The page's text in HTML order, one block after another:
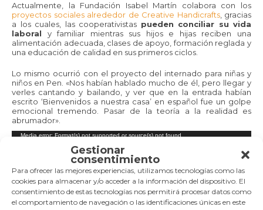
Gestionar
consentimiento
Para ofrecer las mejores experiencias, utilizamos tecnologías como las
cookies para almacenar y/o acceder a la información del dispositivo. El
consentimiento de estas tecnologías nos permitirá procesar datos como
el comportamiento de navegación o las identificaciones únicas en este
Actualmente, la Fundación Isabel Martín colabora con los
proyectos sociales alrededor de Creative Handicrafts, gracias
a los cuales, las cooperativistas pueden conciliar su vida
laboral y familiar mientras sus hijos e hijas reciben una
alimentación adecuada, clases de apoyo, formación reglada y
una educación de calidad en sus primeros ciclos.
Lo mismo ocurrió con el proyecto del internado para niñas y
niños en Pen. «Nos habían hablado mucho de él, pero llegar y
verles cantando y bailando, y ver que en la entrada habían
escrito ‘Bienvenidos a nuestra casa’ en español fue un golpe
emocional tremendo. Pasar de la teoría a la realidad es
abrumador».
Reproductor
Media error: Format(s) not supported or source(s) not found
Descargar archivo: https://fundacionisabelmartin.es/wp-content/uploads/2025/03/Danzas-de-las-ninas-del-
internado-de-Pen-India.mp4?_=2